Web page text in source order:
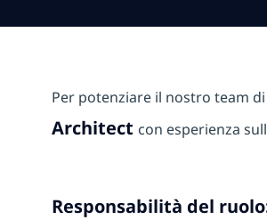
Per potenziare il nostro team
Architect con esperienza
Responsabilità del